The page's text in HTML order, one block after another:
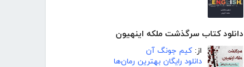
دانلود کتاب سرگذشت ملکه اینهیون
از: کیم جونگ آن
دانلود رایگان بهترین رمان‌ها